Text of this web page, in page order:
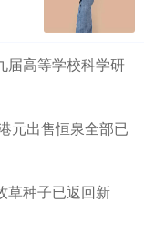
届高等学校科学研
元出售恒泉全部已
草种子已返回新